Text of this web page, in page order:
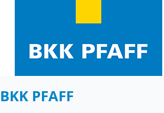
BKK PFAFF